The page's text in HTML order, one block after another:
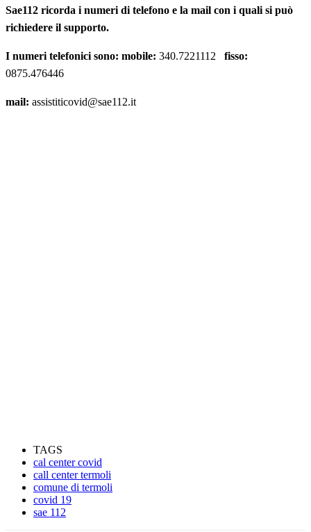
Sae112 ricorda i numeri di telefono e la mail con i quali si può
richiedere il supporto.
I numeri telefonici sono: mobile: 340.7221112 fisso:
0875.476446
mail: assistiticovid@sae112.it
TAGS
cal center covid
call center termoli
comune di termoli
covid 19
sae 112